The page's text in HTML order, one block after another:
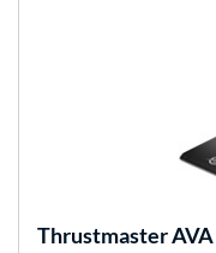
Thrustmaster